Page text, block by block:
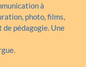
à
photo, films,
pédagogie. Une